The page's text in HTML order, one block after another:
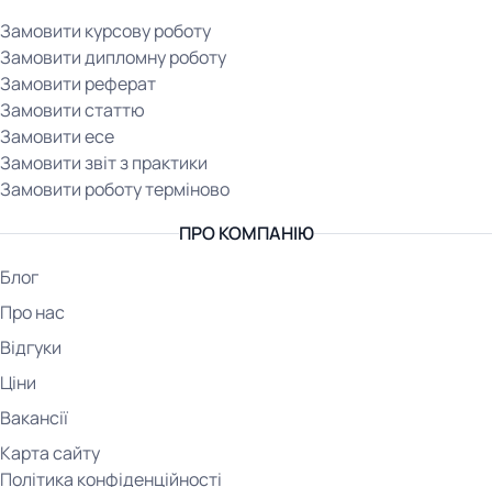
Замовити курсову роботу
Замовити дипломну роботу
Замовити реферат
Замовити статтю
Замовити есе
Замовити звіт з практики
Замовити роботу терміново
ПРО КОМПАНІЮ
Блог
Про нас
Відгуки
Ціни
Вакансії
Карта сайту
Політика конфіденційності